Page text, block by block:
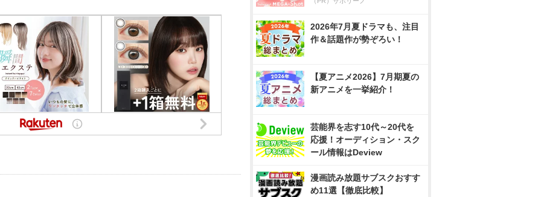
2026年7月夏ドラマも、注目
作＆話題作が勢ぞろい！
【夏アニメ2026】7月期夏の
新アニメを一挙紹介！
芸能界を志す10代～20代を
応援！オーディション・スク
ール情報はDeview
漫画読み放題サブスクおすす
め11選【徹底比較】